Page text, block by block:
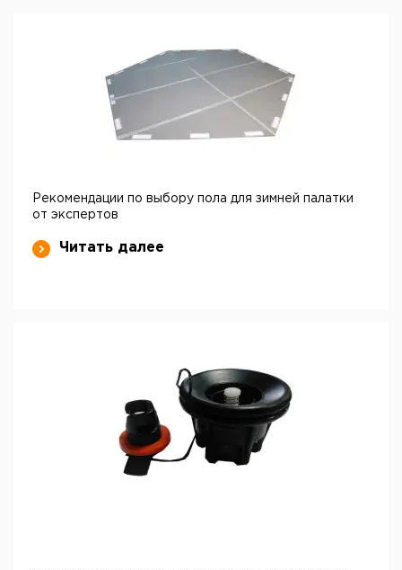
Рекомендации по выбору пола для зимней палатки
от экспертов
Читать далее